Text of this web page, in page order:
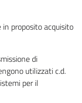
proposito acquisito
di
utilizzati c.d.
per il